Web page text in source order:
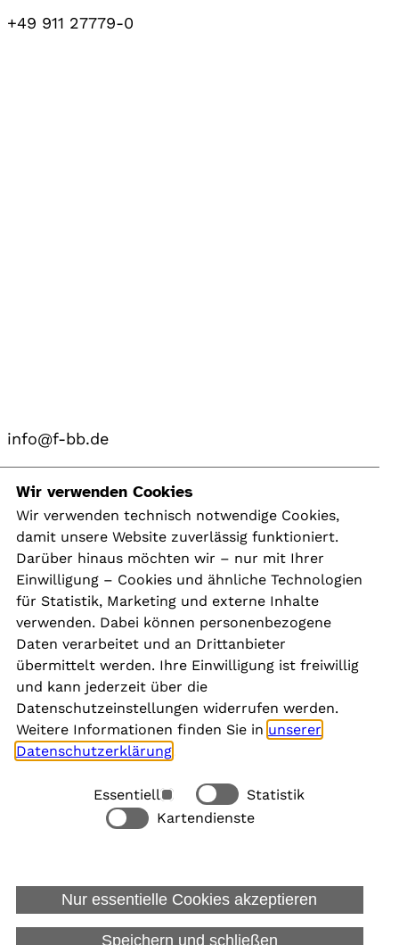
+49 911 27779-0
info@f-bb.de
Navigation
Kontakt
Presse
Aktuelles
Karriere
Newsletter
Social Media
Rechtliches
Allgemeine Datenschutzinformation
Datenschutzinformation für Bewerbungen
Impressum
Wir verwenden Cookies
Wir verwenden technisch notwendige Cookies,
damit unsere Website zuverlässig funktioniert.
Darüber hinaus möchten wir – nur mit Ihrer
Einwilligung – Cookies und ähnliche Technologien
für Statistik, Marketing und externe Inhalte
verwenden. Dabei können personenbezogene
Daten verarbeitet und an Drittanbieter
übermittelt werden. Ihre Einwilligung ist freiwillig
und kann jederzeit über die
Datenschutzeinstellungen widerrufen werden.
Weitere Informationen finden Sie in unserer
Datenschutzerklärung
Essentiell
Statistik
Kartendienste
Nur essentielle Cookies akzeptieren
Speichern und schließen